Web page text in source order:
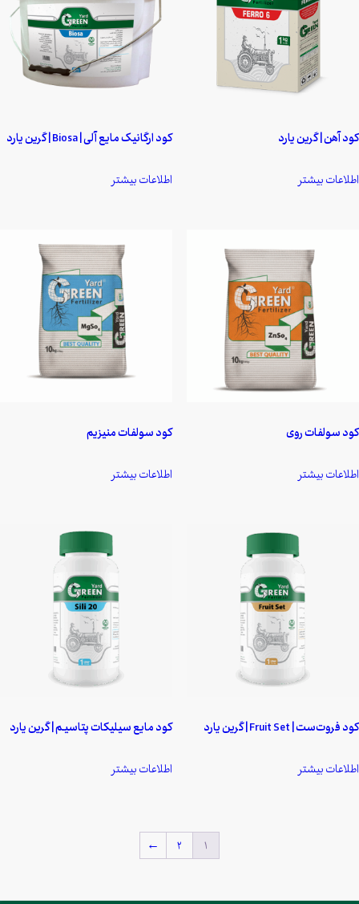
کود آهن | گرین یارد
اطلاعات بیشتر
کود ارگانیک مایع آلی | Biosa | گرین یارد
اطلاعات بیشتر
کود سولفات روی
اطلاعات بیشتر
کود سولفات منیزیم
اطلاعات بیشتر
کود فروت‌ست | Fruit Set | گرین یارد
اطلاعات بیشتر
کود مایع سیلیکات پتاسیـم | گرین یارد
اطلاعات بیشتر
۱ ۲ ←